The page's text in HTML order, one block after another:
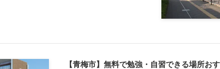
【青梅市】無料で勉強・自習できる場所お